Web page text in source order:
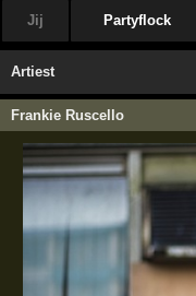
Jij Partyflock
Artiest
Frankie Ruscello